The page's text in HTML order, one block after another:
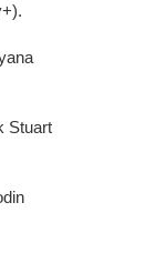
Stuart